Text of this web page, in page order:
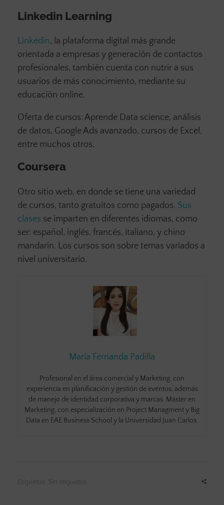
Linkedin Learning
Linkedin, la plataforma digital más grande
orientada a empresas y generación de contactos
profesionales, también cuenta con nutrir a sus
usuarios de más conocimiento, mediante su
educación online.
Oferta de cursos: Aprende Data science, análisis
de datos, Google Ads avanzado, cursos de Excel,
entre muchos otros.
Coursera
Otro sitio web, en donde se tiene una variedad
de cursos, tanto gratuitos como pagados. Sus
clases se imparten en diferentes idiomas, como
ser: español, inglés, francés, italiano, y chino
mandarín. Los cursos son sobre temas variados a
nivel universitario.
María Fernanda Padilla
Profesional en el área comercial y Marketing, con
experiencia en planificación y gestión de eventos, además
de manejo de identidad corporativa y marcas. Máster en
Marketing, con especialización en Project Managment y Big
Data en EAE Business School y la Universidad Juan Carlos.
Etiquetas: Sin etiquetas